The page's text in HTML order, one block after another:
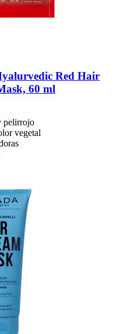
Red Hair
60 ml
pelirrojo
vegetal